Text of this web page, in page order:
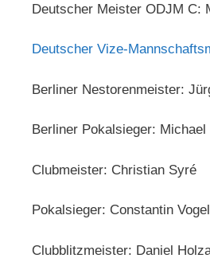
Deutscher Meister ODJM C:
Deutscher Vize-
Berliner Nestorenmeister:
Berliner Pokalsieger:
Clubmeister: Christian Syré
Pokalsieger: Constantin Vogel
Clubblitzmeister: Daniel